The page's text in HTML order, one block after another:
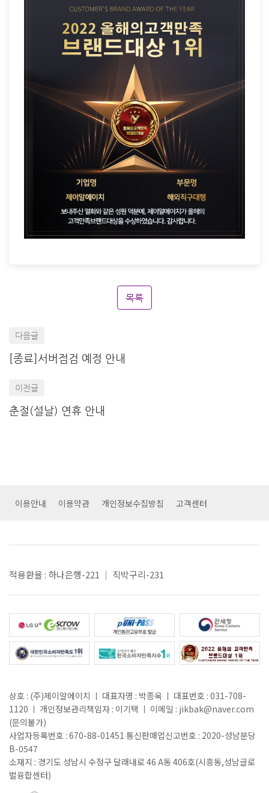
목록
다음글
[종료]서버점검 예정 안내
이전글
춘절(설날) 연휴 안내
이용안내 이용약관 개인정보수집방침 고객센터
적용환율 : 하나은행-221 ｜ 직박구리-231
상호 : (주)제이알에이치 ㅣ 대표자명 : 박종욱 ㅣ 대표번호 : 031-708-
1120 ㅣ 개인정보관리책임자 : 이기택 ㅣ 이메일 : jikbak@naver.com
(문의불가)
사업자등록번호 : 670-88-01451 통신판매업신고번호 : 2020-성남분당
B-0547
소재지 : 경기도 성남시 수정구 달래내로 46 A동 406호(시흥동,성남글로
벌융합센터)